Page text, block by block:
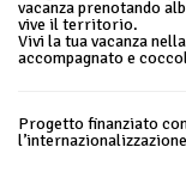
vacanza prenotando
vive il territorio.
Vivi la tua vacanza
accompagnato e
Progetto finanziato